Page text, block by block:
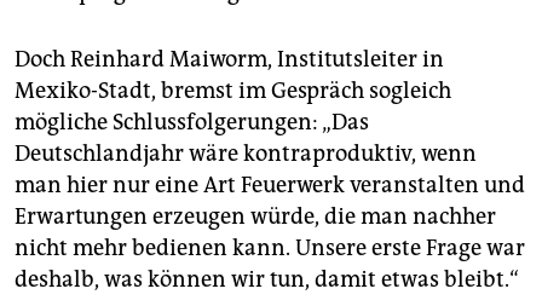
Doch Reinhard Maiworm, Institutsleiter in
Mexiko-Stadt, bremst im Gespräch sogleich
mögliche Schlussfolgerungen: „Das
Deutschlandjahr wäre kontraproduktiv, wenn
man hier nur eine Art Feuerwerk veranstalten und
Erwartungen erzeugen würde, die man nachher
nicht mehr bedienen kann. Unsere erste Frage war
deshalb, was können wir tun, damit etwas bleibt.“